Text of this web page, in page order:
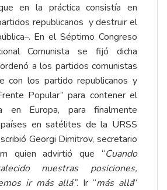
en la práctica consistía en
republicanos y destruir el
En el Séptimo Congreso
Comunista se fijó dicha
a los partidos comunistas
con los partido republicanos y
Popular” para contener el
en Europa, para finalmente
en satélites de la URSS
Georgi Dimitrov, secretario
quien advirtió que “Cuando
nuestras posiciones,
ir más allá”. Ir “más allá”